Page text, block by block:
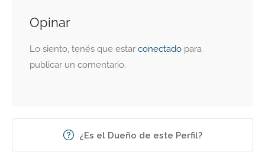
Opinar
Lo siento, tenés que estar conectado para
publicar un comentario.
¿Es el Dueño de este Perfil?